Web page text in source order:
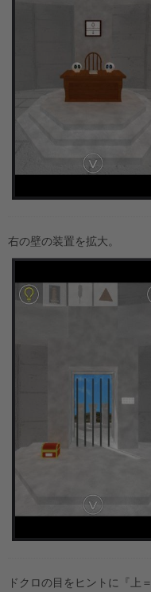
右の壁の装置を拡大。
ドクロの目をヒントに『上